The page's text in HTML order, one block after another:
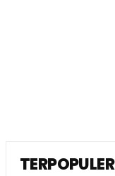
TERPOPULER